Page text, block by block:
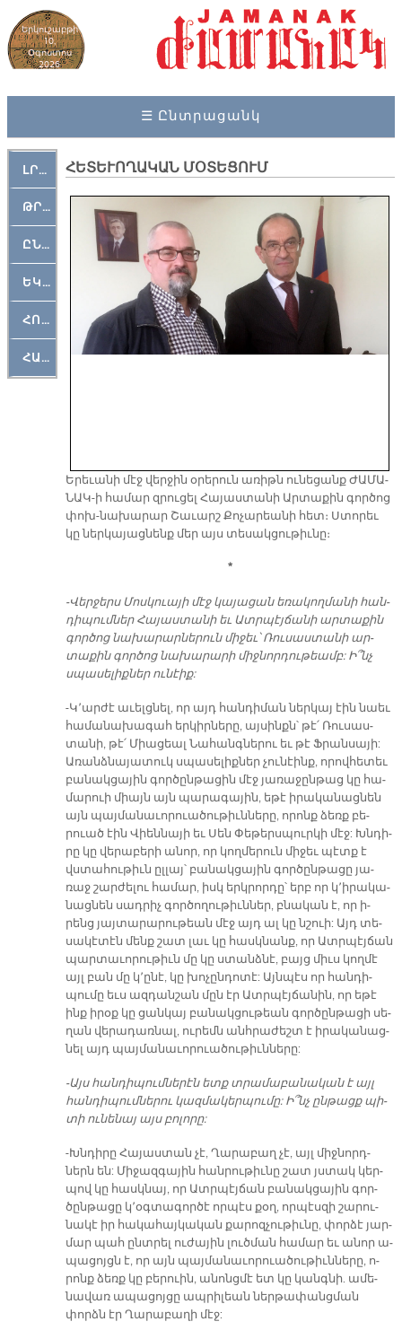
Երկուշաբթի
10,
Օգոստոս
2026
☰ Ընտրացանկ
ԼՐԱՀՈՍ
ԹՐՔԱՀԱՅ ԿԵԱՆՔ
ԸՆԿԵՐԱՄՇԱԿՈՒԹԱՅԻՆ
ԵԿԵՂԵՑԱԿԱՆ
ՀՈԳԵՄՏԱՒՈՐ
ՀԱՐԹԱԿ
ՀԵՏԵՒՈՂԱԿԱՆ ՄՕՏԵՑՈՒՄ
Ե­րե­ւա­նի մէջ վեր­ջին օ­րե­րուն ա­ռիթն ու­նե­ցանք ԺԱ­ՄԱ­
ՆԱԿ-ի հա­մար զրու­ցել Հա­յաս­տա­նի Ար­տա­քին գոր­ծոց
փոխ-նա­խա­րար Շա­ւարշ Քո­չա­րեա­նի հետ։ Ստո­րեւ
կը ներ­կա­յաց­նենք մեր այս տե­սակ­ցու­թիւ­նը։
*
-Վեր­ջերս Մոս­կուա­յի մէջ կա­յա­ցան ե­ռա­կող­մա­նի հան­
դի­պում­ներ Հա­յաս­տա­նի եւ Ատր­պէյ­ճա­նի ար­տա­քին
գոր­ծոց նա­խա­րար­նե­րուն մի­ջեւ՝ Ռու­­սաս­տա­նի ար­
տա­քին գոր­ծոց նա­խա­րա­րի միջ­նոր­դու­թեամբ: Ի՞նչ
սպա­սե­լիք­ներ ու­նէիք:
-Կ­­՚ար­ժէ ա­ւելց­նել, որ այդ հան­դի­ման ներ­կայ էին նաեւ
հա­մա­նա­խա­գա­հ եր­կիր­նե­րը, այ­սինքն՝ թէ՛ Ռու­սաս­
տա­նի, թէ՛ Միա­ցեալ Նա­հանգ­նե­րու եւ թէ Ֆ­րան­սա­յի:
Ա­ռանձ­նա­յա­տուկ սպա­սե­լիք­ներ չու­նէինք, ո­րով­հե­տեւ
բա­նակ­ցա­յին գոր­ծըն­թա­ցին մէջ յա­ռա­ջըն­թաց կը հա­
մա­րուի միայն այն պա­րա­գա­յին, ե­թէ ի­րա­կա­նաց­նեն
այն պայ­մա­նա­ւո­րուա­ծու­թիւն­նե­րը, ո­րոնք ձեռք բե­
րուած էին Վիեն­նա­յի եւ Սեն Փե­թերս­պուր­կի մէջ: Խնդի­
րը կը վե­րա­բե­րի ա­նոր, որ կող­մե­րուն մի­ջեւ պէտք է
վստա­հու­թիւն ըլ­լայ՝ բա­նակ­ցա­յին գոր­ծըն­թա­ցը յա­
ռաջ շար­ժե­լու հա­մար, իսկ երկ­րոր­դը՝ երբ որ կ­­՚ի­րա­կա­
նաց­նեն սադ­րիչ գոր­ծո­ղու­թիւն­ներ, բնա­կան է, որ ի­
րենց յայ­տա­րա­րու­թեան մէջ այդ ալ կը նշուի: Այդ տե­
սա­կէ­տէն մենք շատ լաւ կը հասկ­նանք, որ Ատր­պէյ­ճան
պար­տա­ւո­րու­թիւն մը կը ստանձ­նէ, բայց միւս կող­մէ
այլ բան մը կ՚ը­նէ, կը խո­չըն­դո­տէ: Այն­պէս որ հան­դի­
պու­մը եւս ազ­դան­շան մըն էր Ատր­պէյ­ճա­նին, որ ե­թէ
ինք ի­րօք կը ցան­կայ բա­նակ­ցու­թեան գոր­ծըն­թա­ցի սե­
ղան վե­րա­դառ­նալ, ու­րեմն անհ­րա­ժեշտ է ի­րա­կա­նաց­
նել այդ պայ­մա­նա­ւո­րուա­ծու­թիւն­նե­րը:
-Այս հան­դի­պում­նե­րէն ետք տրա­մա­բա­նա­կան է այլ
հան­դի­պում­նե­րու կազ­մա­կեր­պու­մը: Ի՞նչ ըն­թացք պի­
տի ու­նե­նայ այս բո­լո­րը:
-Խնդի­րը Հա­յաս­տան չէ, Ղա­րա­բաղ չէ, այլ միջ­նորդ­
ներն են: Մի­ջազ­գա­յին հան­րու­թիւ­նը շատ յստակ կեր­
պով կը հասկ­նայ, որ Ատր­պէյ­ճան բա­նակ­ցա­յին գոր­
ծըն­թա­ցը կ՚օգ­տա­գոր­ծէ որ­պէս քօղ, որ­պէս­զի շա­րու­
նա­կէ իր հա­կա­հայ­կա­կան քա­րոզ­չու­թիւ­նը, փոր­ձէ յար­
մար պահ ընտ­րել ու­ժա­յին լուծ­ման հա­մար եւ ա­նոր ա­
պա­ցոյցն է, որ այն պայ­մա­նա­ւո­րուա­ծու­թիւն­նե­րը, ո­
րոնք ձեռք կը բե­րուին, ա­նոնց­մէ ետ կը կանգ­նի. ա­մե­
նա­վառ ա­պա­ցոյ­ցը ապ­րի­լեան ներ­թա­փանց­ման
փորձն էր Ղա­րա­բա­ղի մէջ: